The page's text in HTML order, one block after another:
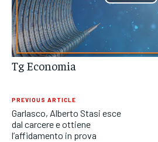
POLITICA
ECONOMIA
SPORT
CONTATTI
POLITICA
ECONOMIA
SPORT
CONTATTI
POLITICA
ECONOMIA
SPORT
CONTATTI
Tg Economia
PREVIOUS ARTICLE
Garlasco, Alberto Stasi esce
dal carcere e ottiene
l’affidamento in prova